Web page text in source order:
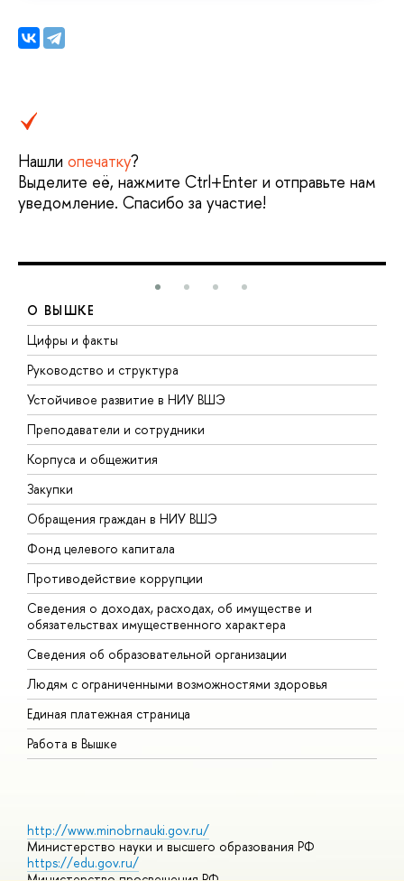
Нашли опечатку?
Выделите её, нажмите Ctrl+Enter и отправьте нам
уведомление. Спасибо за участие!
О ВЫШКЕ
Цифры и факты
Руководство и структура
Устойчивое развитие в НИУ ВШЭ
Преподаватели и сотрудники
Корпуса и общежития
Закупки
Обращения граждан в НИУ ВШЭ
Фонд целевого капитала
Противодействие коррупции
Сведения о доходах, расходах, об имуществе и
обязательствах имущественного характера
Сведения об образовательной организации
Людям с ограниченными возможностями здоровья
Единая платежная страница
Работа в Вышке
http://www.minobrnauki.gov.ru/
Министерство науки и высшего образования РФ
https://edu.gov.ru/